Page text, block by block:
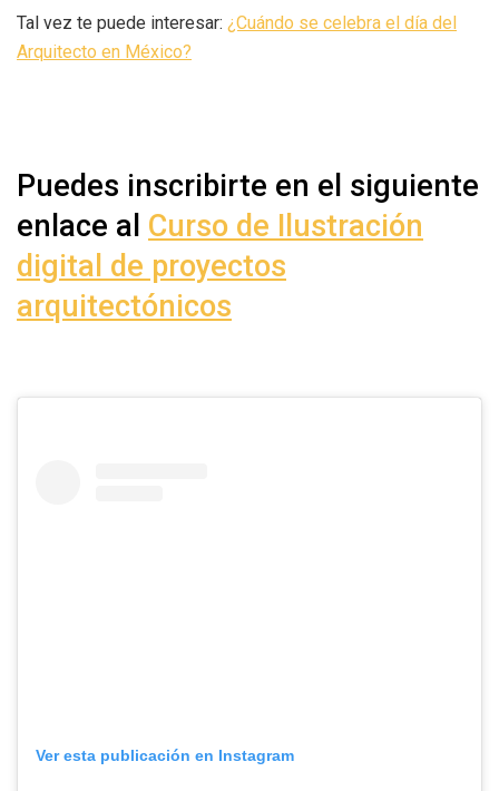
Tal vez te puede interesar: ¿Cuándo se celebra el día del
Arquitecto en México?
Puedes inscribirte en el siguiente
enlace al Curso de Ilustración
digital de proyectos
arquitectónicos
Ver esta publicación en Instagram